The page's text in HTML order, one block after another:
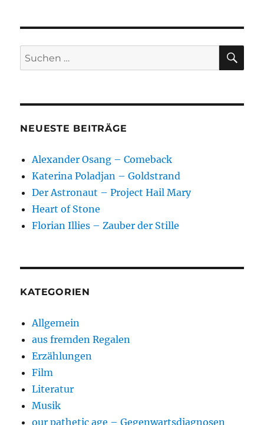
Suchen
nach:
NEUESTE BEITRÄGE
Alexander Osang – Comeback
Katerina Poladjan – Goldstrand
Der Astronaut – Project Hail Mary
Heart of Stone
Florian Illies – Zauber der Stille
KATEGORIEN
Allgemein
aus fremden Regalen
Erzählungen
Film
Literatur
Musik
our pathetic age – Gegenwartsdiagnosen